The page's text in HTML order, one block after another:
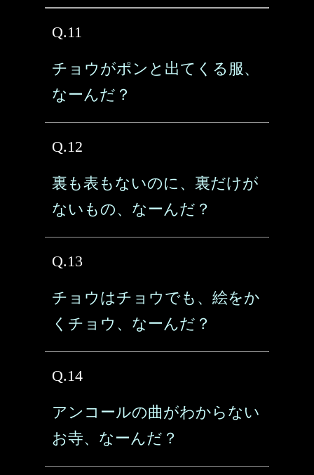
Q.11
チョウがポンと出てくる服、
なーんだ？
Q.12
裏も表もないのに、裏だけが
ないもの、なーんだ？
Q.13
チョウはチョウでも、絵をか
くチョウ、なーんだ？
Q.14
アンコールの曲がわからない
お寺、なーんだ？